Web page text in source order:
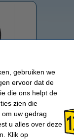
T5 pulley
Riemen
gebruiken we
ervoor dat de
die ons helpt de
zien die
uw gedrag
u alles over deze
Klik op